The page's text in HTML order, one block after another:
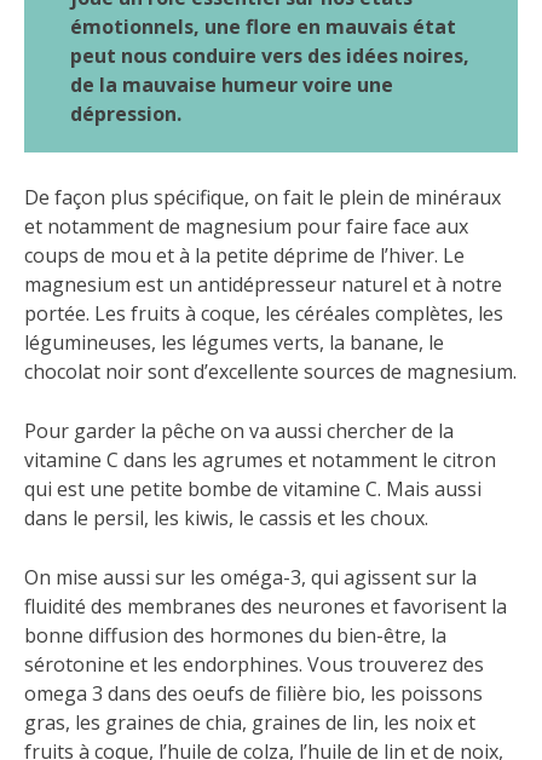
émotionnels, une flore en mauvais état
peut nous conduire vers des idées noires,
de la mauvaise humeur voire une
dépression.
De façon plus spécifique, on fait le plein de minéraux
et notamment de magnesium pour faire face aux
coups de mou et à la petite déprime de l’hiver. Le
magnesium est un antidépresseur naturel et à notre
portée. Les fruits à coque, les céréales complètes, les
légumineuses, les légumes verts, la banane, le
chocolat noir sont d’excellente sources de magnesium.
Pour garder la pêche on va aussi chercher de la
vitamine C dans les agrumes et notamment le citron
qui est une petite bombe de vitamine C. Mais aussi
dans le persil, les kiwis, le cassis et les choux.
On mise aussi sur les oméga-3, qui agissent sur la
fluidité des membranes des neurones et favorisent la
bonne diffusion des hormones du bien-être, la
sérotonine et les endorphines. Vous trouverez des
omega 3 dans des oeufs de filière bio, les poissons
gras, les graines de chia, graines de lin, les noix et
fruits à coque, l’huile de colza, l’huile de lin et de noix,